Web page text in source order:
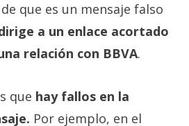
que es un mensaje falso
a un enlace acortado
relación con BBVA.
que hay fallos en la
Por ejemplo, en el